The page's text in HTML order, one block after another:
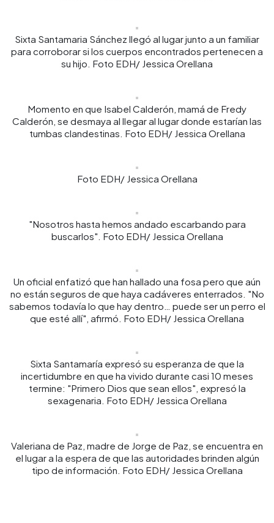
Sixta Santamaria Sánchez llegó al lugar junto a un familiar
para corroborar si los cuerpos encontrados pertenecen a
su hijo. Foto EDH/ Jessica Orellana
Momento en que Isabel Calderón, mamá de Fredy
Calderón, se desmaya al llegar al lugar donde estarían las
tumbas clandestinas. Foto EDH/ Jessica Orellana
Foto EDH/ Jessica Orellana
"Nosotros hasta hemos andado escarbando para
buscarlos". Foto EDH/ Jessica Orellana
Un oficial enfatizó que han hallado una fosa pero que aún
no están seguros de que haya cadáveres enterrados. "No
sabemos todavía lo que hay dentro… puede ser un perro el
que esté allí", afirmó. Foto EDH/ Jessica Orellana
Sixta Santamaría expresó su esperanza de que la
incertidumbre en que ha vivido durante casi 10 meses
termine: "Primero Dios que sean ellos", expresó la
sexagenaria. Foto EDH/ Jessica Orellana
Valeriana de Paz, madre de Jorge de Paz, se encuentra en
el lugar a la espera de que las autoridades brinden algún
tipo de información. Foto EDH/ Jessica Orellana